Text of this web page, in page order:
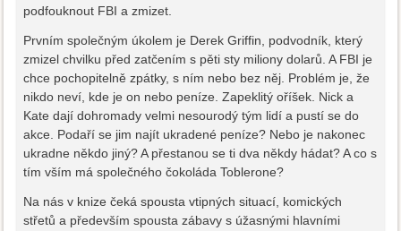
podfouknout FBI a zmizet.
Prvním společným úkolem je Derek Griffin, podvodník, který
zmizel chvilku před zatčením s pěti sty miliony dolarů. A FBI je
chce pochopitelně zpátky, s ním nebo bez něj. Problém je, že
nikdo neví, kde je on nebo peníze. Zapeklitý oříšek. Nick a
Kate dají dohromady velmi nesourodý tým lidí a pustí se do
akce. Podaří se jim najít ukradené peníze? Nebo je nakonec
ukradne někdo jiný? A přestanou se ti dva někdy hádat? A co s
tím vším má společného čokoláda Toblerone?
Na nás v knize čeká spousta vtipných situací, komických
střetů a především spousta zábavy s úžasnými hlavními